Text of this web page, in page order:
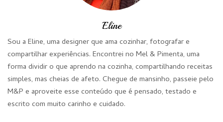
Eline
Sou a Eline, uma designer que ama cozinhar, fotografar e
compartilhar experiências. Encontrei no Mel & Pimenta, uma
forma dividir o que aprendo na cozinha, compartilhando receitas
simples, mas cheias de afeto. Chegue de mansinho, passeie pelo
M&P e aproveite esse conteúdo que é pensado, testado e
escrito com muito carinho e cuidado.